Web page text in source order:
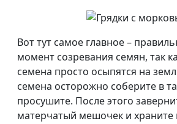
Вот тут самое главное –
момент созревания семян, так
семена просто осыпятся на
семена осторожно соберите в
просушите. После этого
матерчатый мешочек и храните